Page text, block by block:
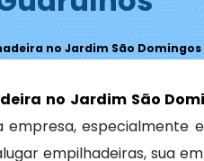
no Jardim São
no Jardim São
empresa, especialmente
empilhadeiras, sua